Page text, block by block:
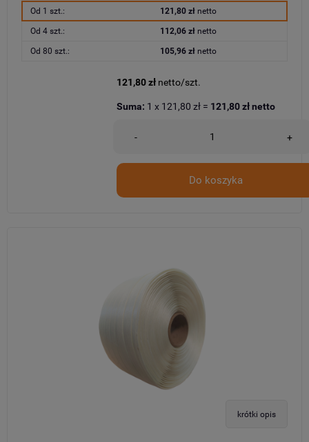
Od 1 szt.: 121,80 złnetto
Od 4 szt.: 112,06 złnetto
Od 80 szt.: 105,96 złnetto
121,80 zł netto/szt.
- +
Do koszyka
Suma: 1 x 121,80 zł = 121,80 złnetto
krótki opis